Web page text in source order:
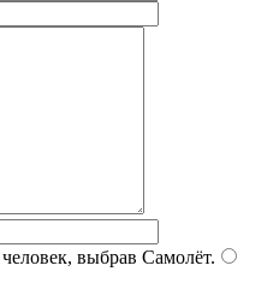
выбрав Самолёт.